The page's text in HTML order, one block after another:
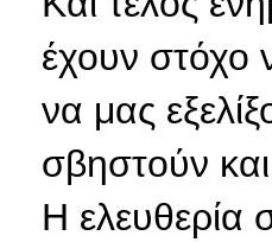
έχουν στόχο
να μας
σβηστούν
Η ελευθερία